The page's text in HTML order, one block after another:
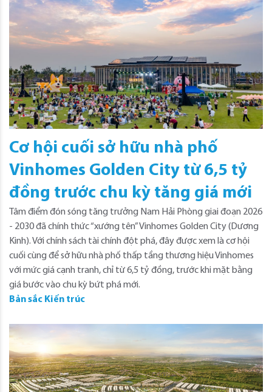
Cơ hội cuối sở hữu nhà phố
Vinhomes Golden City từ 6,5 tỷ
đồng trước chu kỳ tăng giá mới
Tâm điểm đón sóng tăng trưởng Nam Hải Phòng giai đoạn 2026
- 2030 đã chính thức “xướng tên” Vinhomes Golden City (Dương
Kinh). Với chính sách tài chính đột phá, đây được xem là cơ hội
cuối cùng để sở hữu nhà phố thấp tầng thương hiệu Vinhomes
với mức giá cạnh tranh, chỉ từ 6,5 tỷ đồng, trước khi mặt bằng
giá bước vào chu kỳ bứt phá mới.
Bản sắc Kiến trúc